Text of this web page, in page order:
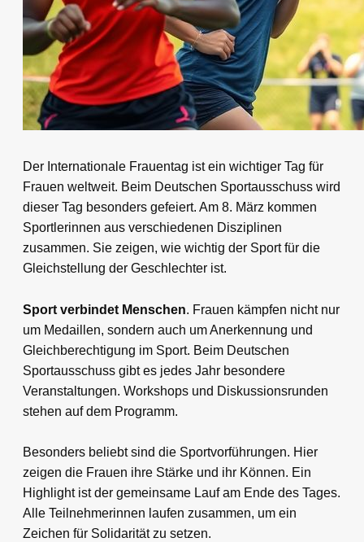
Der Internationale Frauentag ist ein wichtiger Tag für
Frauen weltweit. Beim Deutschen Sportausschuss wird
dieser Tag besonders gefeiert. Am 8. März kommen
Sportlerinnen aus verschiedenen Disziplinen
zusammen. Sie zeigen, wie wichtig der Sport für die
Gleichstellung der Geschlechter ist.
Sport verbindet Menschen. Frauen kämpfen nicht nur
um Medaillen, sondern auch um Anerkennung und
Gleichberechtigung im Sport. Beim Deutschen
Sportausschuss gibt es jedes Jahr besondere
Veranstaltungen. Workshops und Diskussionsrunden
stehen auf dem Programm.
Besonders beliebt sind die Sportvorführungen. Hier
zeigen die Frauen ihre Stärke und ihr Können. Ein
Highlight ist der gemeinsame Lauf am Ende des Tages.
Alle Teilnehmerinnen laufen zusammen, um ein
Zeichen für Solidarität zu setzen.